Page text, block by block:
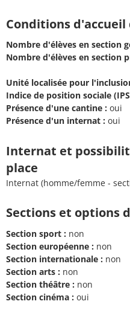
Conditions
Nombre d'élèves en section
Nombre d'élèves en section
Unité localisée pour
Indice de position sociale
Présence d'une cantine : oui
Présence d'un internat : oui
Internat et
place
Internat (homme/femme -
Sections et options
Section sport : non
Section européenne : non
Section internationale : non
Section arts : non
Section théâtre : non
Section cinéma : oui